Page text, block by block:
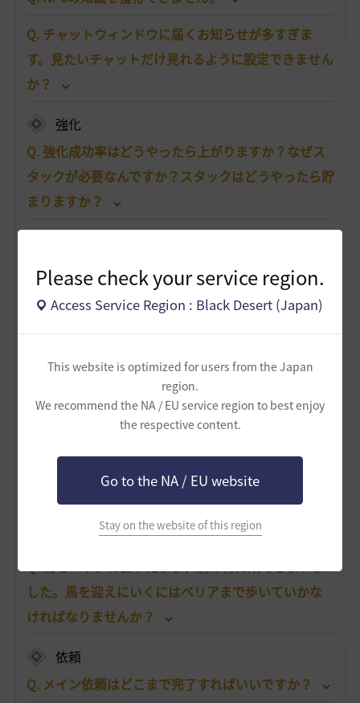
Please check your service region.
Access Service Region : Black Desert (Japan)
This website is optimized for users from the Japan
region.
We recommend the NA / EU service region to best enjoy
the respective content.
Go to the NA / EU website
Stay on the website of this region
Q. チャットウィンドウに届くお知らせが多すぎま
す。見たいチャットだけ見れるように設定できません
か？
強化
Q. 強化成功率はどうやったら上がりますか？なぜス
タックが必要なんですか？スタックはどうやったら貯
まりますか？
とはできますか？
すか？また、装備ごとに必要な材料があれば知りた
いです。
Q. 馬が死んでしまいました。どうすればいいです
Q. 馬をベリアに置いたまま、別の村に来てしまいま
した。馬を迎えにいくにはベリアまで歩いていかな
ければなりませんか？
依頼
Q. メイン依頼はどこまで完了すればいいですか？